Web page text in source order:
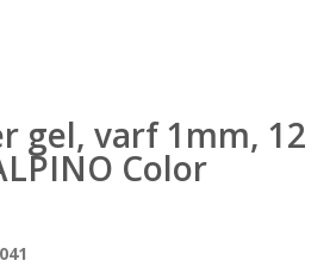
gel, varf 1mm, 12
Color